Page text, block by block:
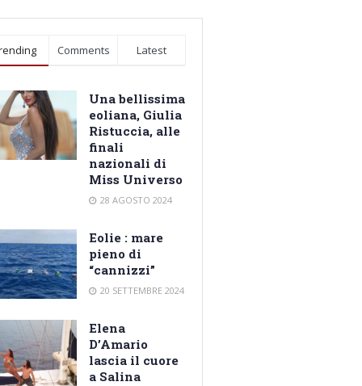
Comments Latest
Una bellissima
eoliana, Giulia
Ristuccia, alle
finali
nazionali di
Miss Universo
28 AGOSTO 2024
Eolie : mare
pieno di
“cannizzi”
20 SETTEMBRE 2024
Elena
D’Amario
lascia il cuore
a Salina